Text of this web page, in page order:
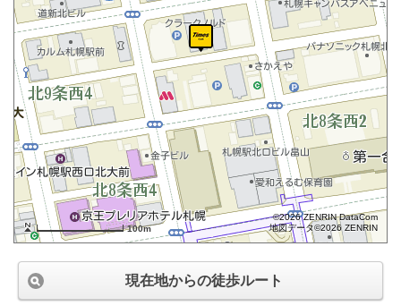
100m
©2026 ZENRIN DataCom
地図データ©2026 ZENRIN
現在地からの徒歩ルート